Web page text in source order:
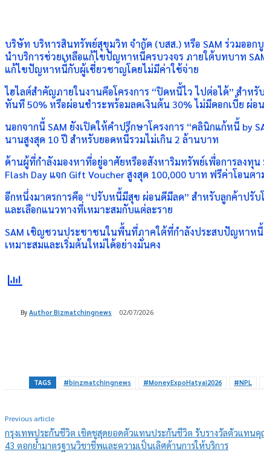
บริษัท บริหารสินทรัพย์สุขุมวิท จำกัด (บสส.) หรือ SAM ร่วมออ
นำบริการช่วยเหลือแก้ไขปัญหาหนี้ครบวงจร ภายใต้บทบาท
แก้ไขปัญหาหนี้กับผู้เชี่ยวชาญโดยไม่มีค่าใช้จ่าย
ไฮไลต์สำคัญภายในงานคือโครงการ “ปิดหนี้ไว ไปต่อได้” สำห
ทันที 50% หรือผ่อนชำระพร้อมลดเงินต้น 30% ไม่มีดอกเบี้ย ผ่อ
นอกจากนี้ SAM ยังเปิดให้คำปรึกษาโครงการ “คลินิกแก้หนี้ by
นานสูงสุด 10 ปี สำหรับยอดหนี้รวมไม่เกิน 2 ล้านบาท
ด้านผู้ที่กำลังมองหาที่อยู่อาศัยหรืออสังหาริมทรัพย์เพื่อการลงทุ
Flash Day แจก Gift Voucher สูงสุด 100,000 บาท ฟรีค่าโอน
อีกหนึ่งมาตรการคือ “ปรับหนี้มีสุข ผ่อนดีมีลด” สำหรับลูกค้าปรับ
และเลือกแนวทางที่เหมาะสมกับแต่ละราย
SAM เชิญชวนประชาชนในพื้นที่ภาคใต้ที่กำลังประสบปัญหาหนี้
เหมาะสมและเริ่มต้นใหม่ได้อย่างมั่นคง
By Author Bizmatchingnews 02/07/2026
TAGS #binzmatchingnews #MoneyExpoHatyai2026 #NPL
Previous article
กรุงเทพประกันชีวิต เชิดชูสุดยอดตัวแทนประกันชีวิต รับรางวัลตัวแทน
43 ตอกย้ำมาตรฐานวิชาชีพและความเป็นเลิศด้านการให้บริการ